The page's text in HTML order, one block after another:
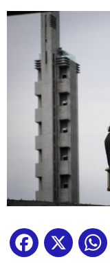
Facebook
X